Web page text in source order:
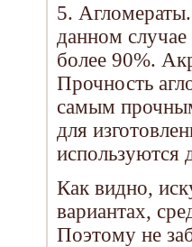
5.
данном
более 90%.
Прочность
самым
для
используются
Как видно,
вариантах,
Поэтому не